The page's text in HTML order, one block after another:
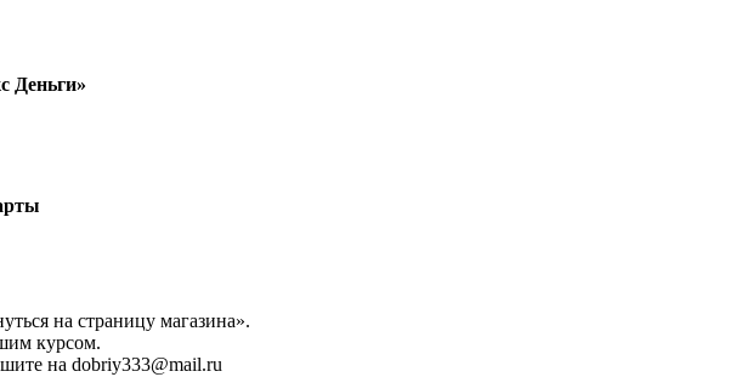
Деньги»
на страницу магазина».
курсом.
на dobriy333@mail.ru